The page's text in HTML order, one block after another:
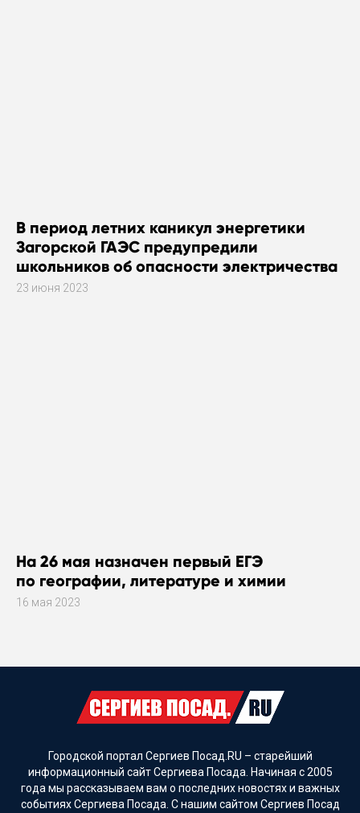
В период летних каникул энергетики
Загорской ГАЭС предупредили
школьников об опасности электричества
23 июня 2023
На 26 мая назначен первый ЕГЭ
по географии, литературе и химии
16 мая 2023
Городской портал Сергиев Посад.RU – старейший
информационный сайт Сергиева Посада. Начиная с 2005
года мы рассказываем вам о последних новостях и важных
событиях Сергиева Посада. С нашим сайтом Сергиев Посад